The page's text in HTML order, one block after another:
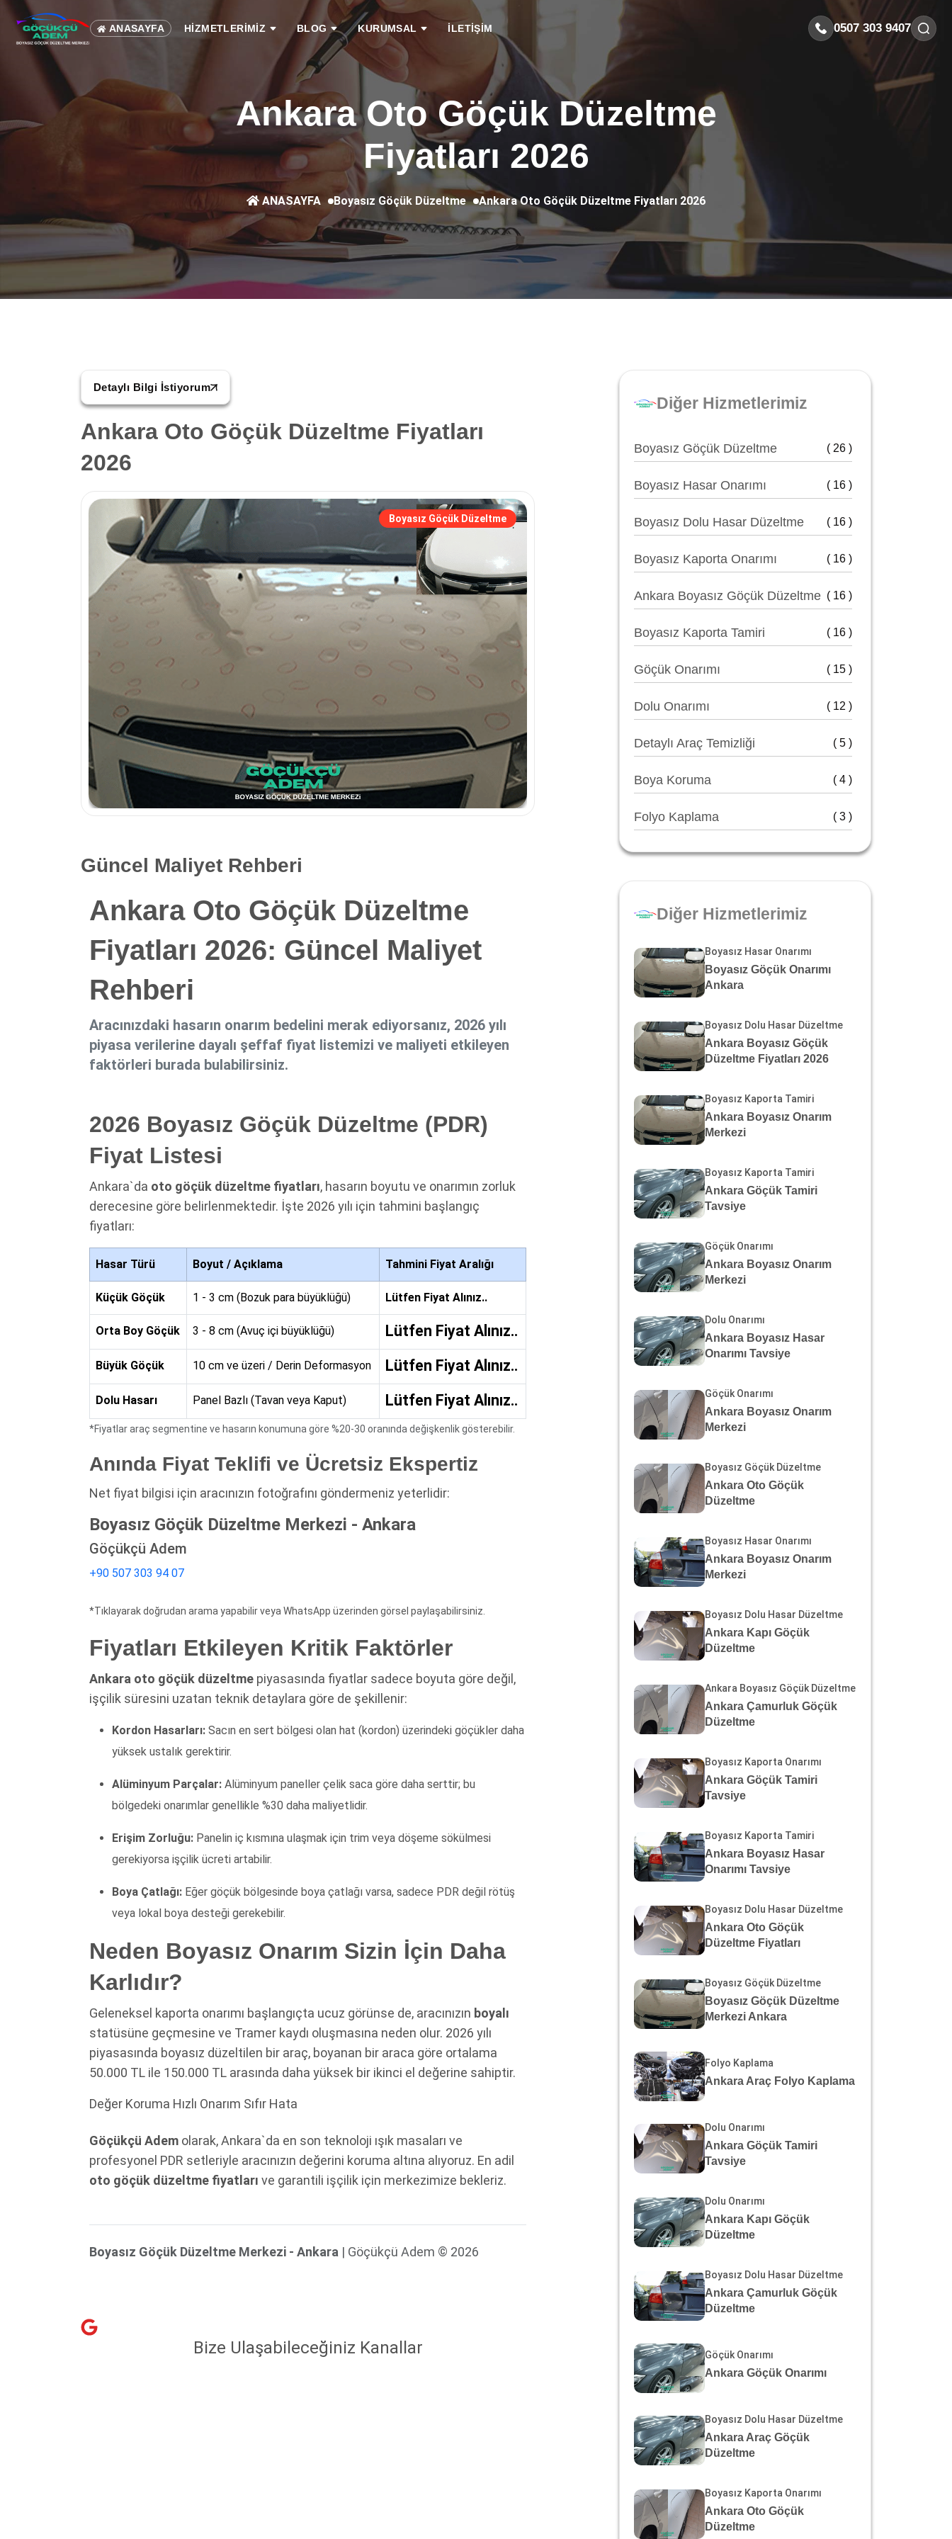
ANASAYFA HİZMETLERİMİZ BLOG KURUMSAL İLETİŞİM 0507 303 9407
Ankara Oto Göçük Düzeltme
Fiyatları 2026
ANASAYFA Boyasız Göçük Düzeltme Ankara Oto Göçük Düzeltme Fiyatları 2026
Detaylı Bilgi İstiyorum
Ankara Oto Göçük Düzeltme Fiyatları
2026
Boyasız Göçük Düzeltme
Güncel Maliyet Rehberi
Ankara Oto Göçük Düzeltme
Fiyatları 2026: Güncel Maliyet
Rehberi
Aracınızdaki hasarın onarım bedelini merak ediyorsanız, 2026 yılı
piyasa verilerine dayalı şeffaf fiyat listemizi ve maliyeti etkileyen
faktörleri burada bulabilirsiniz.
2026 Boyasız Göçük Düzeltme (PDR)
Fiyat Listesi
Ankara`da oto göçük düzeltme fiyatları, hasarın boyutu ve onarımın zorluk
derecesine göre belirlenmektedir. İşte 2026 yılı için tahmini başlangıç
fiyatları:
Hasar Türü Boyut / Açıklama Tahmini Fiyat Aralığı
Küçük Göçük 1 - 3 cm (Bozuk para büyüklüğü) Lütfen Fiyat Alınız..
Orta Boy Göçük 3 - 8 cm (Avuç içi büyüklüğü) Lütfen Fiyat Alınız..
Büyük Göçük 10 cm ve üzeri / Derin Deformasyon Lütfen Fiyat Alınız..
Dolu Hasarı Panel Bazlı (Tavan veya Kaput) Lütfen Fiyat Alınız..
*Fiyatlar araç segmentine ve hasarın konumuna göre %20-30 oranında değişkenlik gösterebilir.
Anında Fiyat Teklifi ve Ücretsiz Ekspertiz
Net fiyat bilgisi için aracınızın fotoğrafını göndermeniz yeterlidir:
Boyasız Göçük Düzeltme Merkezi - Ankara
Göçükçü Adem
+90 507 303 94 07
*Tıklayarak doğrudan arama yapabilir veya WhatsApp üzerinden görsel paylaşabilirsiniz.
Fiyatları Etkileyen Kritik Faktörler
Ankara oto göçük düzeltme piyasasında fiyatlar sadece boyuta göre değil,
işçilik süresini uzatan teknik detaylara göre de şekillenir:
Kordon Hasarları: Sacın en sert bölgesi olan hat (kordon) üzerindeki göçükler daha
yüksek ustalık gerektirir.
Alüminyum Parçalar: Alüminyum paneller çelik saca göre daha serttir; bu
bölgedeki onarımlar genellikle %30 daha maliyetlidir.
Erişim Zorluğu: Panelin iç kısmına ulaşmak için trim veya döşeme sökülmesi
gerekiyorsa işçilik ücreti artabilir.
Boya Çatlağı: Eğer göçük bölgesinde boya çatlağı varsa, sadece PDR değil rötüş
veya lokal boya desteği gerekebilir.
Neden Boyasız Onarım Sizin İçin Daha
Karlıdır?
Geleneksel kaporta onarımı başlangıçta ucuz görünse de, aracınızın boyalı
statüsüne geçmesine ve Tramer kaydı oluşmasına neden olur. 2026 yılı
piyasasında boyasız düzeltilen bir araç, boyanan bir araca göre ortalama
50.000 TL ile 150.000 TL arasında daha yüksek bir ikinci el değerine sahiptir.
Değer Koruma Hızlı Onarım Sıfır Hata
Göçükçü Adem olarak, Ankara`da en son teknoloji ışık masaları ve
profesyonel PDR setleriyle aracınızın değerini koruma altına alıyoruz. En adil
oto göçük düzeltme fiyatları ve garantili işçilik için merkezimize bekleriz.
Boyasız Göçük Düzeltme Merkezi - Ankara | Göçükçü Adem © 2026
Bize Ulaşabileceğiniz Kanallar
Diğer Hizmetlerimiz
Boyasız Göçük Düzeltme ( 26 )
Boyasız Hasar Onarımı ( 16 )
Boyasız Dolu Hasar Düzeltme ( 16 )
Boyasız Kaporta Onarımı ( 16 )
Ankara Boyasız Göçük Düzeltme ( 16 )
Boyasız Kaporta Tamiri ( 16 )
Göçük Onarımı ( 15 )
Dolu Onarımı ( 12 )
Detaylı Araç Temizliği ( 5 )
Boya Koruma ( 4 )
Folyo Kaplama ( 3 )
Diğer Hizmetlerimiz
Boyasız Hasar Onarımı
Boyasız Göçük Onarımı
Ankara
Boyasız Dolu Hasar Düzeltme
Ankara Boyasız Göçük
Düzeltme Fiyatları 2026
Boyasız Kaporta Tamiri
Ankara Boyasız Onarım
Merkezi
Boyasız Kaporta Tamiri
Ankara Göçük Tamiri
Tavsiye
Göçük Onarımı
Ankara Boyasız Onarım
Merkezi
Dolu Onarımı
Ankara Boyasız Hasar
Onarımı Tavsiye
Göçük Onarımı
Ankara Boyasız Onarım
Merkezi
Boyasız Göçük Düzeltme
Ankara Oto Göçük
Düzeltme
Boyasız Hasar Onarımı
Ankara Boyasız Onarım
Merkezi
Boyasız Dolu Hasar Düzeltme
Ankara Kapı Göçük
Düzeltme
Ankara Boyasız Göçük Düzeltme
Ankara Çamurluk Göçük
Düzeltme
Boyasız Kaporta Onarımı
Ankara Göçük Tamiri
Tavsiye
Boyasız Kaporta Tamiri
Ankara Boyasız Hasar
Onarımı Tavsiye
Boyasız Dolu Hasar Düzeltme
Ankara Oto Göçük
Düzeltme Fiyatları
Boyasız Göçük Düzeltme
Boyasız Göçük Düzeltme
Merkezi Ankara
Folyo Kaplama
Ankara Araç Folyo Kaplama
Dolu Onarımı
Ankara Göçük Tamiri
Tavsiye
Dolu Onarımı
Ankara Kapı Göçük
Düzeltme
Boyasız Dolu Hasar Düzeltme
Ankara Çamurluk Göçük
Düzeltme
Göçük Onarımı
Ankara Göçük Onarımı
Boyasız Dolu Hasar Düzeltme
Ankara Araç Göçük
Düzeltme
Boyasız Kaporta Onarımı
Ankara Oto Göçük
Düzeltme